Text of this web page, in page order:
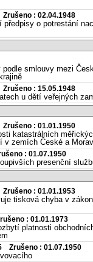
: 02.04.1948
o potrestání
smlouvy mezi
: 15.05.1948
u dětí veřejných
: 01.01.1950
katastrálních
v zemích České a
: 01.07.1950
presenční
: 01.01.1953
tisková chyba v
: 01.01.1973
platnosti
Zrušeno : 01.07.1950